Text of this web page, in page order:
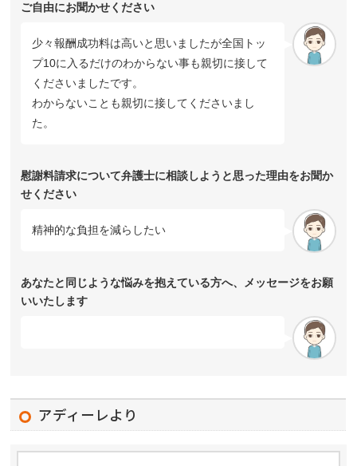
ご自由にお聞かせください
少々報酬成功料は高いと思いましたが全国トッ
プ10に入るだけのわからない事も親切に接して
くださいましたです。
わからないことも親切に接してくださいまし
た。
慰謝料請求について弁護士に相談しようと思った理由をお聞か
せください
精神的な負担を減らしたい
あなたと同じような悩みを抱えている方へ、メッセージをお願
いいたします
アディーレより